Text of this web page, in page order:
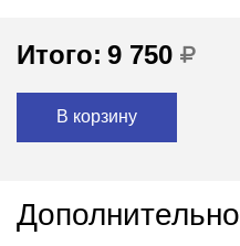
Итого: 9 750
В корзину
Дополнительно